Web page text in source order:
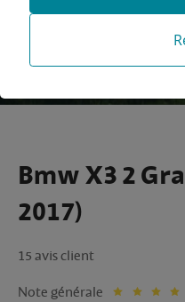
Bmw X3 2
2017)
15 avis client
Note générale